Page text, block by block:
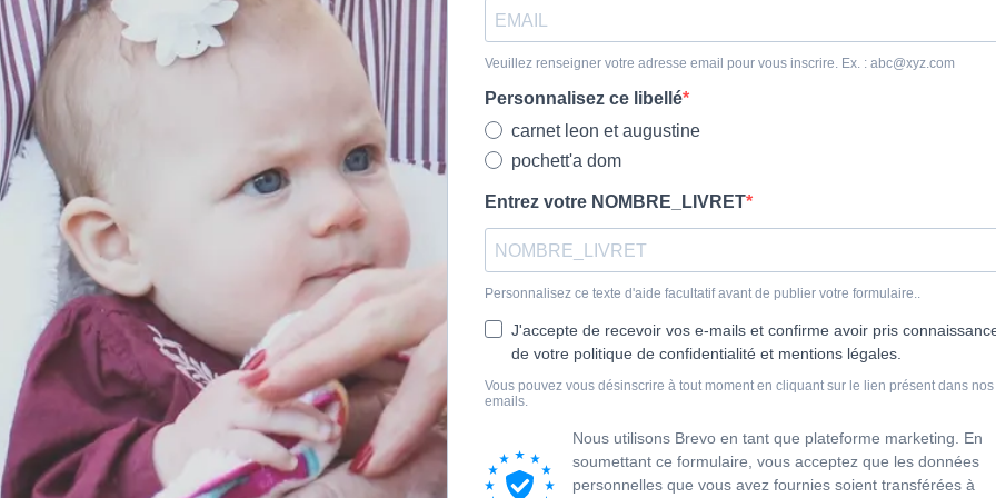
Veuillez renseigner votre adresse email pour vous inscrire. Ex. : abc@xyz.com
Personnalisez ce libellé
carnet leon et augustine
pochett'a dom
Entrez votre NOMBRE_LIVRET
Personnalisez ce texte d'aide facultatif avant de publier votre formulaire..
J'accepte de recevoir vos e-mails et confirme avoir pris
de votre politique de confidentialité et mentions légales.
Vous pouvez vous désinscrire à tout moment en cliquant sur le lien présent dans nos
emails.
Nous utilisons Brevo en tant que plateforme marketing. En
soumettant ce formulaire, vous acceptez que les données
personnelles que vous avez fournies soient transférées à